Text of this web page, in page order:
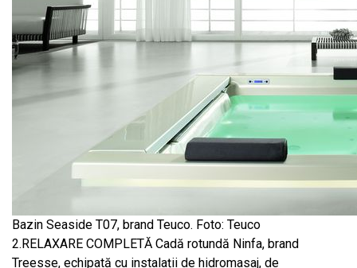
Bazin Seaside T07, brand Teuco. Foto: Teuco
2.RELAXARE COMPLETĂ Cadă rotundă Ninfa, brand
Treesse, echipată cu instalații de hidromasaj, de